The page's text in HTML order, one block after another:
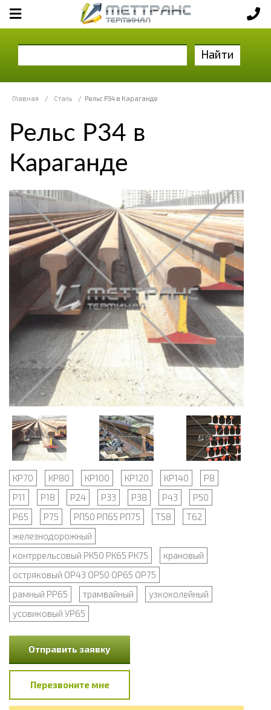
Найти
Главная / Сталь / Рельс Р34 в Караганде
Рельс Р34 в
Караганде
КР70 КР80 КР100 КР120 КР140
Р8
Р11
Р18 Р24 Р33 Р38 Р43
Р50
Р65
Р75 РП50 РП65 РП75 Т58
Т62
железнодорожный
контррельсовый РК50 РК65 РК75
крановый
остряковый ОР43 ОР50 ОР65 ОР75
рамный РР65
трамвайный
узкоколейный
усовиковый УР65
Отправить заявку
Перезвоните мне